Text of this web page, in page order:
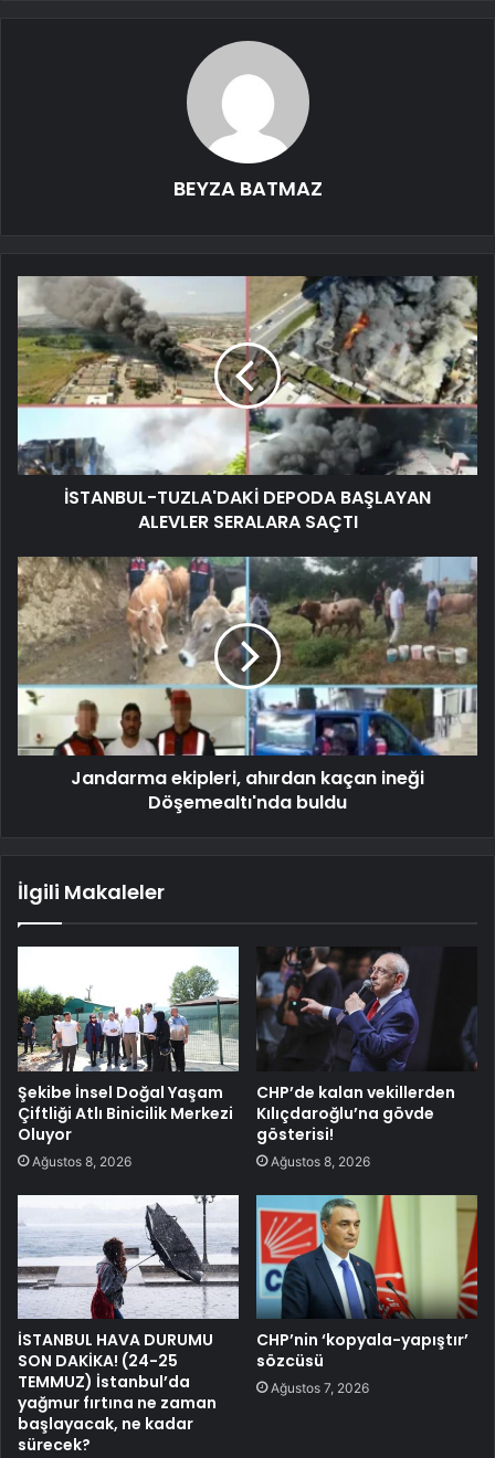
BEYZA BATMAZ
İSTANBUL-TUZLA'DAKİ DEPODA BAŞLAYAN
ALEVLER SERALARA SAÇTI
Jandarma ekipleri, ahırdan kaçan ineği
Döşemealtı'nda buldu
İlgili Makaleler
Şekibe İnsel Doğal Yaşam
Çiftliği Atlı Binicilik Merkezi
Oluyor
Ağustos 8, 2026
CHP’de kalan vekillerden
Kılıçdaroğlu’na gövde
gösterisi!
Ağustos 8, 2026
İSTANBUL HAVA DURUMU
SON DAKİKA! (24-25
TEMMUZ) İstanbul’da
yağmur fırtına ne zaman
başlayacak, ne kadar
sürecek?
CHP’nin ‘kopyala-yapıştır’
sözcüsü
Ağustos 7, 2026